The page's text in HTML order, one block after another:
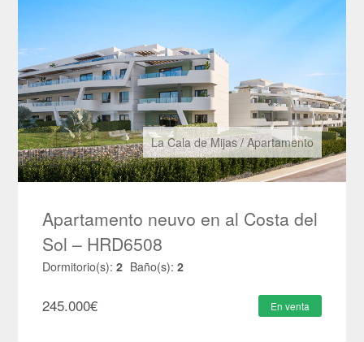
La Cala de Mijas/Apartamento
Apartamento neuvo en al Costa del
Sol – HRD6508
Dormitorio(s): 2 Baño(s): 2
245.000€ En venta